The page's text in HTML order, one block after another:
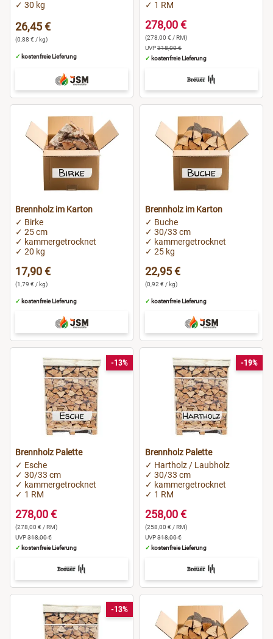
✓ 30 kg
26,45 €
(0,88 € / kg)
✓ kostenfreie Lieferung
✓ 1 RM
278,00 €
(278,00 € / RM)
UVP318,00 €
✓ kostenfreie Lieferung
Brennholz im Karton
✓ Birke
✓ 25 cm
✓ kammergetrocknet
✓ 20 kg
17,90 €
(1,79 € / kg)
✓ kostenfreie Lieferung
Brennholz im Karton
✓ Buche
✓ 30/33 cm
✓ kammergetrocknet
✓ 25 kg
22,95 €
(0,92 € / kg)
✓ kostenfreie Lieferung
-13%
Brennholz Palette
✓ Esche
✓ 30/33 cm
✓ kammergetrocknet
✓ 1 RM
278,00 €
(278,00 € / RM)
UVP318,00 €
✓ kostenfreie Lieferung
-19%
Brennholz Palette
✓ Hartholz / Laubholz
✓ 30/33 cm
✓ kammergetrocknet
✓ 1 RM
258,00 €
(258,00 € / RM)
UVP318,00 €
✓ kostenfreie Lieferung
-13%